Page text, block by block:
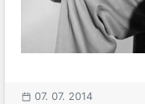
07. 07. 2014